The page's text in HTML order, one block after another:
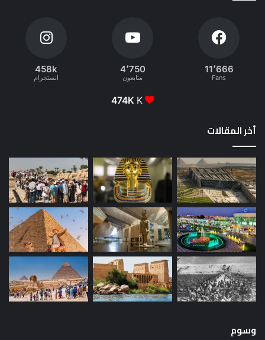
11٬666
Fans
4٬750
متابعون
458k
انستجرام
474K K
أخر المقالات
وسوم